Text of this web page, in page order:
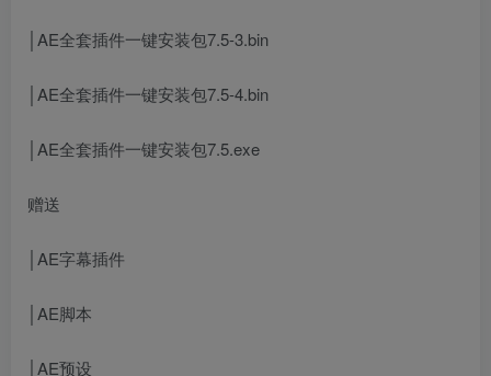
│AE全套插件一键安装包7.5-3.bin
│AE全套插件一键安装包7.5-4.bin
│AE全套插件一键安装包7.5.exe
赠送
│AE字幕插件
│AE脚本
│AE预设